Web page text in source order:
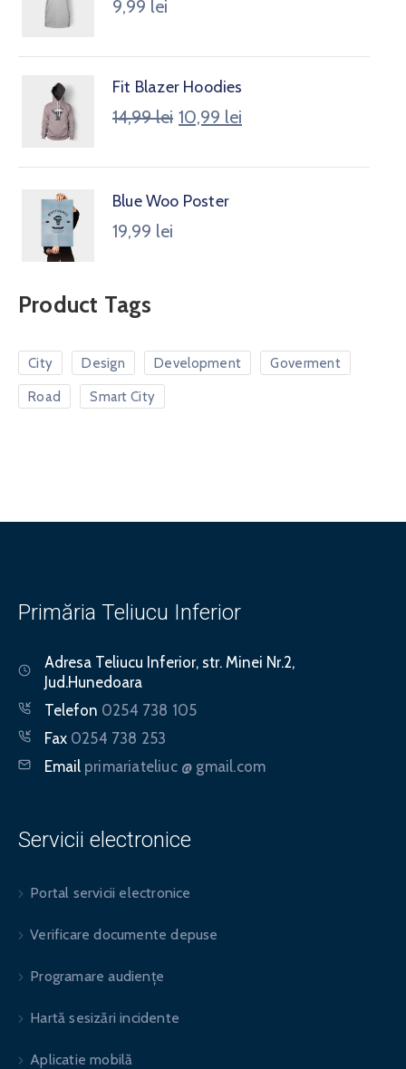
9,99 lei
Fit Blazer Hoodies
14,99lei 10,99 lei
Blue Woo Poster
19,99 lei
Product Tags
City Design Development Goverment
Road Smart City
Primăria Teliucu Inferior
Adresa Teliucu Inferior, str. Minei Nr.2,
Jud.Hunedoara
Telefon 0254 738 105
Fax 0254 738 253
Email primariateliuc @ gmail.com
Servicii electronice
Portal servicii electronice
Verificare documente depuse
Programare audiențe
Hartă sesizări incidente
Aplicatie mobilă